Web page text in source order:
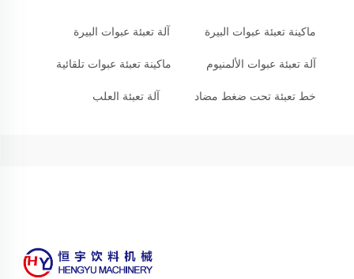
ماكينة تعبئة عبوات البيرة آلة تعبئة عبوات البيرة
آلة تعبئة عبوات الألمنيوم ماكينة تعبئة عبوات تلقائية
خط تعبئة تحت ضغط مضاد آلة تعبئة العلب